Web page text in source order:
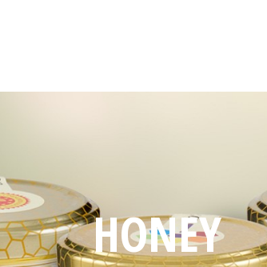
HONEY